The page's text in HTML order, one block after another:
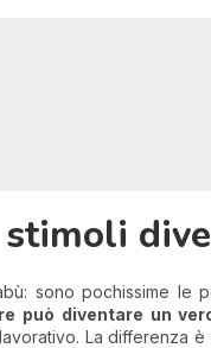
sono pochissime le
può diventare un
lavorativo. La differenza